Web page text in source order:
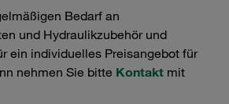
Bedarf an
und Hydraulikzubehör und
ein individuelles Preisangebot für
nehmen Sie bitte Kontakt mit